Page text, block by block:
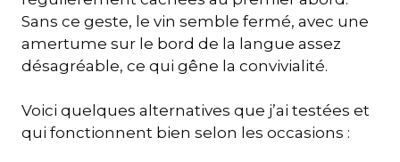
Sans ce geste, le vin semble fermé, avec une
amertume sur le bord de la langue assez
désagréable, ce qui gêne la convivialité.
Voici quelques alternatives que j’ai testées et
qui fonctionnent bien selon les occasions :